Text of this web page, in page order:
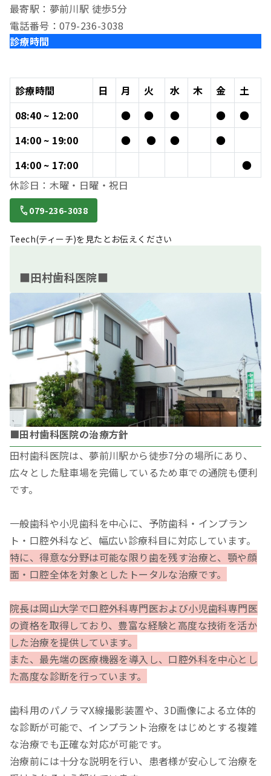
最寄駅：夢前川駅 徒歩5分
電話番号：079-236-3038
診療時間
診療時間 日 月 火 水 木 金
土
08:40 ~ 12:00
● ● ● ●
●
14:00 ~ 19:00
● ● ●
●
14:00 ~ 17:00
●
休診日：木曜・日曜・祝日
079-236-3038
Teech(ティーチ)を見たとお伝えください
■田村歯科医院■
■田村歯科医院の治療方針
田村歯科医院は、夢前川駅から徒歩7分の場所にあり、
広々とした駐車場を完備しているため車での通院も便利
です。
一般歯科や小児歯科を中心に、予防歯科・インプラン
ト・口腔外科など、幅広い診療科目に対応しています。
特に、得意な分野は可能な限り歯を残す治療と、顎や顔
面・口腔全体を対象としたトータルな治療です。
院長は岡山大学で口腔外科専門医および小児歯科専門医
の資格を取得しており、豊富な経験と高度な技術を活か
した治療を提供しています。
また、最先端の医療機器を導入し、口腔外科を中心とし
た高度な診断を行っています。
歯科用のパノラマX線撮影装置や、3D画像による立体的
な診断が可能で、インプラント治療をはじめとする複雑
な治療でも正確な対応が可能です。
治療前には十分な説明を行い、患者様が安心して治療を